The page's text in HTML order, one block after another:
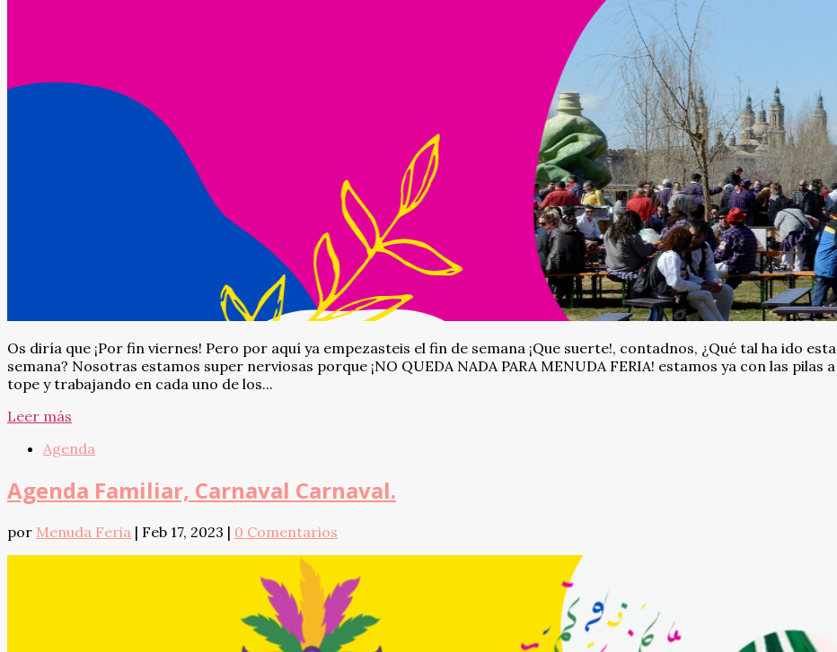
Os diría que ¡Por fin viernes! Pero por aquí ya empezasteis el fin de semana ¡Que suerte!, contadnos, ¿Qué tal ha ido esta
semana? Nosotras estamos super nerviosas porque ¡NO QUEDA NADA PARA MENUDA FERIA! estamos ya con las pilas a
tope y trabajando en cada uno de los...
Leer más
Agenda
Agenda Familiar, Carnaval Carnaval.
por Menuda Feria | Feb 17, 2023 | 0 Comentarios